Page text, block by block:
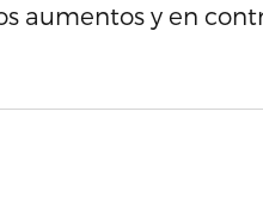
aumentos y en